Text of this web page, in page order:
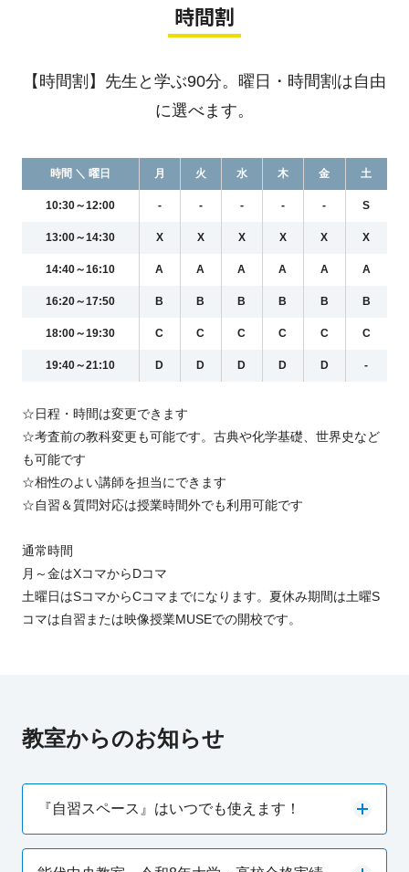
時間割
【時間割】先生と学ぶ90分。曜日・時間割は自由
に選べます。
時間 ＼ 曜日 月 火 水 木 金 土
10:30～12:00 - - - - - S
13:00～14:30 X X X X X X
14:40～16:10 A A A A A A
16:20～17:50 B B B B B B
18:00～19:30 C C C C C C
19:40～21:10 D D D D D -
☆日程・時間は変更できます
☆考査前の教科変更も可能です。古典や化学基礎、世界史など
も可能です
☆相性のよい講師を担当にできます
☆自習＆質問対応は授業時間外でも利用可能です
通常時間
月～金はXコマからDコマ
土曜日はSコマからCコマまでになります。夏休み期間は土曜S
コマは自習または映像授業MUSEでの開校です。
教室からのお知らせ
『自習スペース』はいつでも使えます！